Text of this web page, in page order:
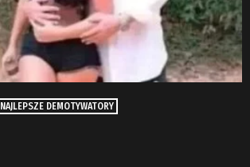
NAJLEPSZE DEMOTYWATORY